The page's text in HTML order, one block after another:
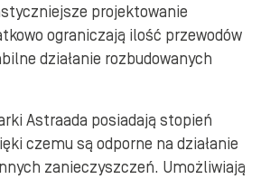
projektowanie
ograniczają ilość przewodów
działanie rozbudowanych
Astraada posiadają stopień
czemu są odporne na działanie
zanieczyszczeń. Umożliwiają